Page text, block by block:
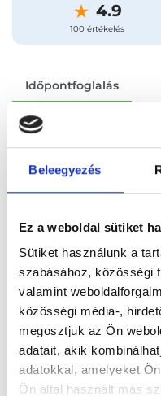
Beleegyezés
Ez a weboldal sütiket
Sütiket használunk a
szabásához, közösségi
valamint
közösségi média-,
megosztjuk az Ön
adatait, akik
adatokkal, amelyeket
Ön által használt más
4.9
100 értékelés
Időpontfoglalás
Foglalj időpontot
Összes szakterület
Főoldal Orvosok
Bőrgyógyász,
Dr. Dobribán-Ónodi Ivett